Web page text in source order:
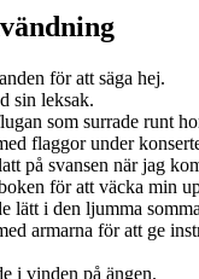
för att säga hej.
sin leksak.
som surrade runt
flaggor under
på svansen när jag
för att väcka min
lätt i den ljumma
armarna för att ge
i vinden på ängen.